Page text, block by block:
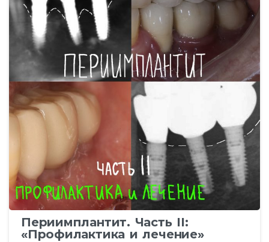
Периимплантит. Часть II:
«Профилактика и лечение»